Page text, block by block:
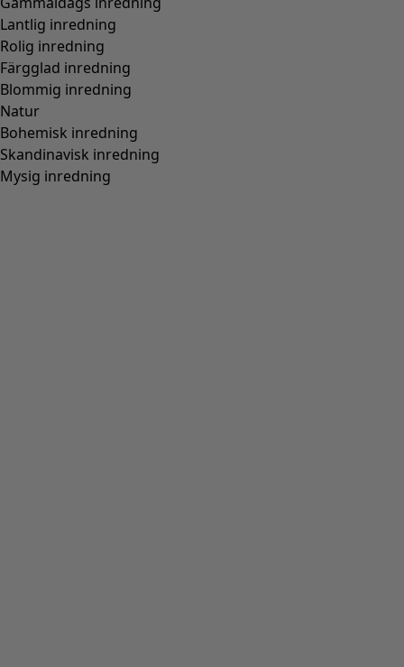
Lantlig inredning
Rolig inredning
Färgglad inredning
Blommig inredning
Natur
Bohemisk inredning
Skandinavisk inredning
Mysig inredning